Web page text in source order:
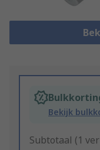
Bekijk
Subtotaal (1